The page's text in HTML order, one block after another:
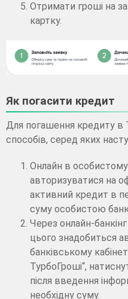
Отримати гроші на
картку.
Як погасити кредит
Для погашення кредиту в
способів, серед яких
Онлайн в особистому
авторизуватися на
активний кредит в
суму особистою
Через онлайн-
цього знадобиться
банківському
ТурбоГроші“,
після введення
необхідну суму.